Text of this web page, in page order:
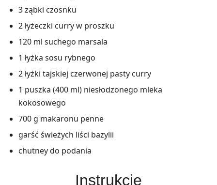
3 ząbki czosnku
2 łyżeczki curry w proszku
120 ml suchego marsala
1 łyżka sosu rybnego
2 łyżki tajskiej czerwonej pasty curry
1 puszka (400 ml) niesłodzonego mleka
kokosowego
700 g makaronu penne
garść świeżych liści bazylii
chutney do podania
Instrukcje